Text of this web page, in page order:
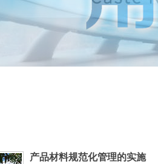
产品材料规范化管理的实施